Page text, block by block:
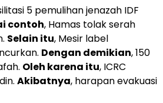
5 pemulihan jenazah IDF
contoh, Hamas tolak serah
Selain itu, Mesir label
Dengan demikian, 150
Oleh karena itu, ICRC
Akibatnya, harapan evakuasi